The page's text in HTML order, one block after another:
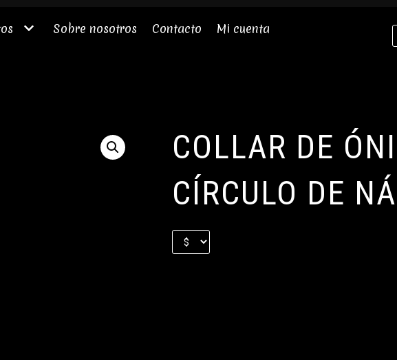
Sobre nosotros Contacto
Mi cuenta
COLLAR DE
CÍRCULO DE